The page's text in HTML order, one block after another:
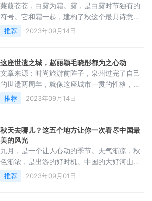
子游消费预测》显示，
蒹葭苍苍，白露为霜。露，是白露时节独有的
符号。它和霜一起，建构了秋这个最具诗意的
季节。白露秋风夜，一夜冷一夜。白露代表着
暑热的结束，也代表着清冷的开始。至此，万
上要来了。白露节气过后，气温开始下降，天
气转凉，全国多地将开启入秋进程。而广东“秋
老虎”余威不减，早晨既无露也无霜，依旧炎热
如夏。与真正秋天还有一段远得要害相思病的
距离。因此有人说，白露是一个与广东无
推荐 2023年09月14日
这座世遗之城，赵丽颖毛晓彤都为之心动
文章来源：时尚旅游前阵子，泉州过完了自己
的世遗两周年，就像这座城市一贯的性格，不
声不响、不争不抢。高唱着“爱拼才会赢”的闽
南人，在经历两次申遗失败后，才终于在2021
产，泉州——宋元中国的世界海洋贸易中心。
也是自那时起，泉州才开始更多地出现在大家
的视野里。到底该怎么形容泉州呢？是“海上丝
绸之路的起点”，还是“海内外闽南人的精神故
里”，亦或是“半城烟火半城仙
推荐 2023年09月14日
秋天去哪儿？这五个地方让你一次看尽中国最
美的风光
九月，是一个让人心动的季节。天气渐凉，秋
色渐浓，是出游的好时机。中国的大好河山，
有着无数美丽的风景，值得我们去探寻。今
天，我就为大家推荐九月必去的五个旅游目的
推荐 2023年09月01日